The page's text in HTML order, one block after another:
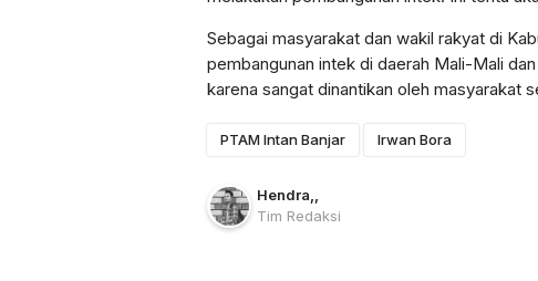
Sebagai masyarakat dan wakil rakyat di
pembangunan intek di daerah Mali-Mali
karena sangat dinantikan oleh masyarakat
PTAM Intan Banjar Irwan Bora
Hendra,,
Tim Redaksi